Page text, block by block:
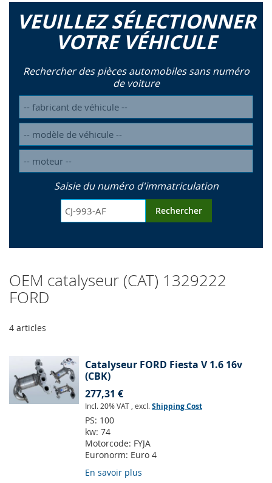
VEUILLEZ SÉLECTIONNER
VOTRE VÉHICULE
Rechercher des pièces automobiles sans numéro
de voiture
Saisie du numéro d'immatriculation
Rechercher
OEM catalyseur (CAT) 1329222
FORD
4 articles
Catalyseur FORD Fiesta V 1.6 16v
(CBK)
277,31 €
Incl. 20% VAT , excl.Shipping Cost
PS: 100
kw: 74
Motorcode: FYJA
Euronorm: Euro 4
En savoir plus